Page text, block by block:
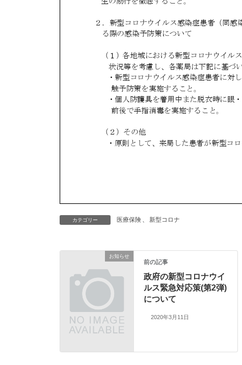
カテゴリー 医療保険 、 新型コロナ
お知らせ
前の記事
政府の新型コロナウイ
ルス緊急対応策(第2弾)
について
2020年3月11日